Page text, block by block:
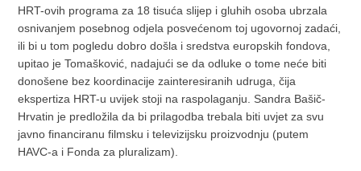
HRT-ovih programa za 18 tisuća slijep i gluhih osoba ubrzala
osnivanjem posebnog odjela posvećenom toj ugovornoj zadaći,
ili bi u tom pogledu dobro došla i sredstva europskih fondova,
upitao je Tomašković, nadajući se da odluke o tome neće biti
donošene bez koordinacije zainteresiranih udruga, čija
ekspertiza HRT-u uvijek stoji na raspolaganju. Sandra Bašič-
Hrvatin je predložila da bi prilagodba trebala biti uvjet za svu
javno financiranu filmsku i televizijsku proizvodnju (putem
HAVC-a i Fonda za pluralizam).